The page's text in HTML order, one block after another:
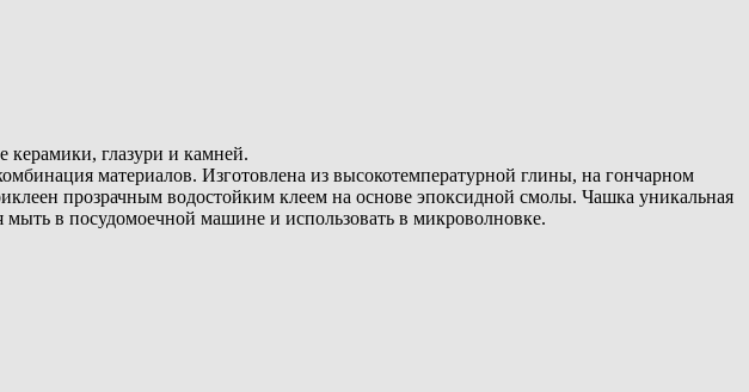
керамики, глазури и камней.
материалов. Изготовлена из высокотемпературной глины, на гончарном
прозрачным водостойким клеем на основе эпоксидной смолы. Чашка уникальная
в посудомоечной машине и использовать в микроволновке.